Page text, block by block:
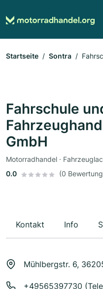
Startseite Sontra
Fahrschule
GmbH
0.0
(0
Kontakt Info
Mühlbergstr. 6,
+49565397730